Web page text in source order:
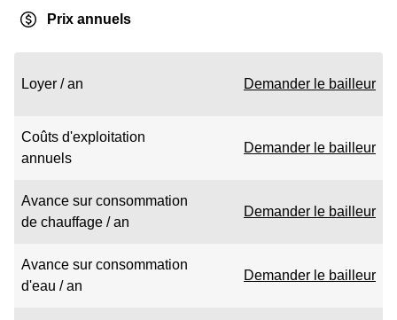
Prix annuels
Loyer / an Demander le bailleur
Coûts d'exploitation
annuels
Demander le bailleur
Avance sur consommation
de chauffage / an
Demander le bailleur
Avance sur consommation
d'eau / an
Demander le bailleur